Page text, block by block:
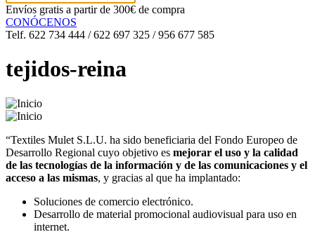
Envíos gratis a partir de 300€ de compra
CONÓCENOS
Telf. 622 734 444 / 622 697 325 / 956 677 585
tejidos-reina
“Textiles Mulet S.L.U. ha sido beneficiaria del Fondo Europeo de
Desarrollo Regional cuyo objetivo es mejorar el uso y la calidad
de las tecnologías de la información y de las comunicaciones y el
acceso a las mismas, y gracias al que ha implantado:
Soluciones de comercio electrónico.
Desarrollo de material promocional audiovisual para uso en
internet.